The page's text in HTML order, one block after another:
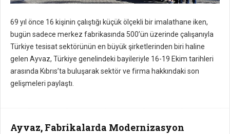
69 yıl önce 16 kişinin çalıştığı küçük ölçekli bir imalathane iken,
bugün sadece merkez fabrikasında 500’ün üzerinde çalışanıyla
Türkiye tesisat sektörünün en büyük şirketlerinden biri haline
gelen Ayvaz, Türkiye genelindeki bayileriyle 16-19 Ekim tarihleri
arasında Kıbrıs’ta buluşarak sektör ve firma hakkındaki son
gelişmeleri paylaştı.
Ayvaz, Fabrikalarda Modernizasyon